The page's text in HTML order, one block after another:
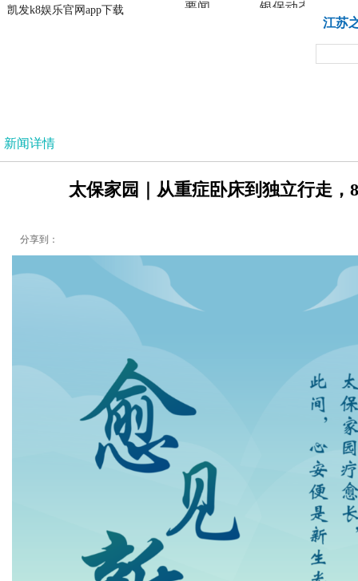
凯发k8娱乐官网app下载
凯发k8娱乐官网app下载
要闻 银保动态
江苏
新闻详情
太保家园｜从重症卧床到独立行走
分享到：